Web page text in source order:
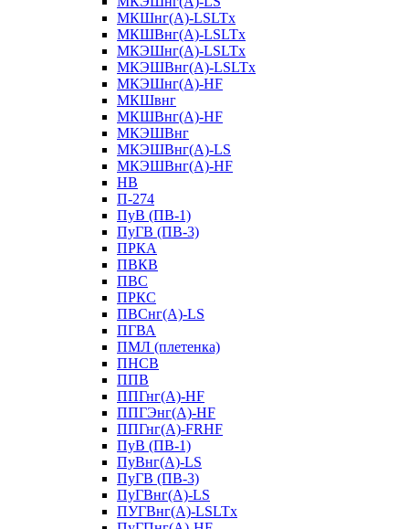
МКШнг(А)-LSLTx
МКШВнг(A)-LSLTx
МКЭШнг(А)-LSLTx
МКЭШВнг(A)-LSLTx
МКЭШнг(А)-HF
МКШвнг
МКШВнг(А)-HF
МКЭШВнг
МКЭШВнг(А)-LS
МКЭШВнг(А)-HF
НВ
П-274
ПуВ (ПВ-1)
ПуГВ (ПВ-3)
ПРКА
ПВКВ
ПВС
ПРКС
ПВСнг(А)-LS
ПГВА
ПМЛ (плетенка)
ПНСВ
ППВ
ППГнг(А)-HF
ППГЭнг(А)-HF
ППГнг(А)-FRHF
ПуВ (ПВ-1)
ПуВнг(А)-LS
ПуГВ (ПВ-3)
ПуГВнг(А)-LS
ПУГВнг(А)-LSLTx